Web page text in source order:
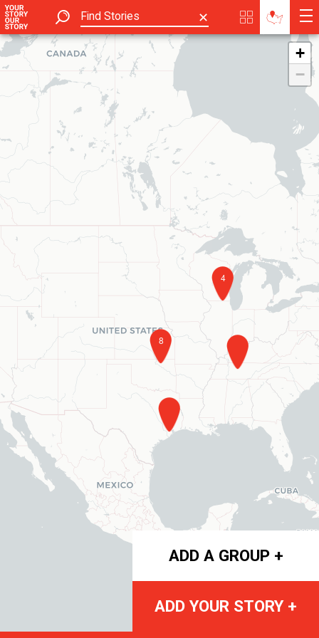
✕
4
8
+
−
ADD A GROUP +
ADD YOUR STORY +